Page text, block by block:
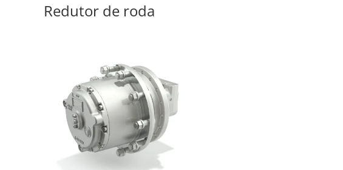
Redutor de roda